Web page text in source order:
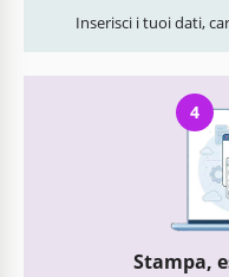
Inserisci i tuoi dati,
4
Stampa,